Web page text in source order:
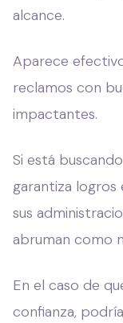
alcance.
Aparece
reclamos con
impactantes.
Si está
garantiza logros
sus
abruman como
En el caso de
confianza,